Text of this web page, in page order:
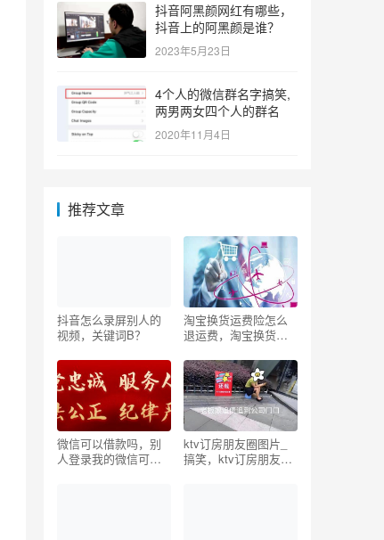
抖音阿黑颜网红有哪些，
抖音上的阿黑颜是谁？
2023年5月23日
4个人的微信群名字搞笑,
两男两女四个人的群名
2020年11月4日
推荐文章
抖音怎么录屏别人的
视频，关键词B？
淘宝换货运费险怎么
退运费，淘宝换货运
骤？
微信可以借款吗，别
人登录我的微信可以
ktv订房朋友圈图片_
搞笑，ktv订房朋友圈